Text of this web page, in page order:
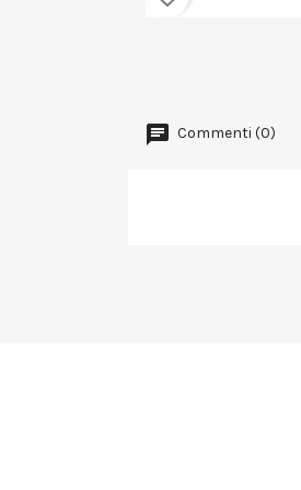
Commenti (0)